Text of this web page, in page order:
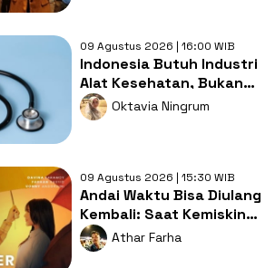
09 Agustus 2026 | 16:00 WIB
Indonesia Butuh Industri
Alat Kesehatan, Bukan
Sekadar Pasar Impor
Oktavia Ningrum
09 Agustus 2026 | 15:30 WIB
Andai Waktu Bisa Diulang
Kembali: Saat Kemiskinan
Merampas Kebebasan
Cinta
Athar Farha